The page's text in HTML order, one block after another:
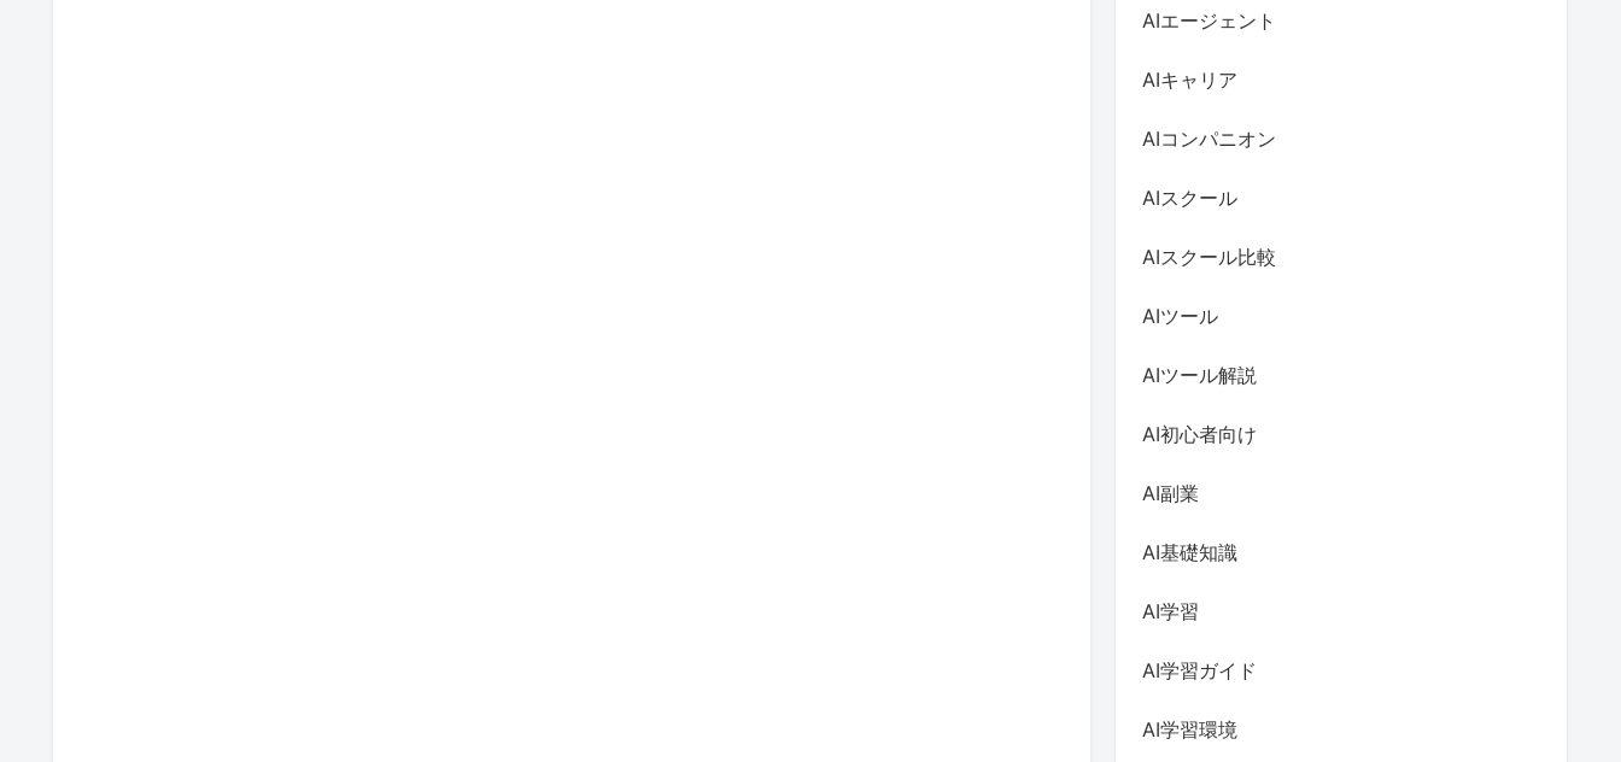
AIエージェント
AIキャリア
AIコンパニオン
AIスクール
AIスクール比較
AIツール
AIツール解説
AI初心者向け
AI副業
AI基礎知識
AI学習
AI学習ガイド
AI学習環境